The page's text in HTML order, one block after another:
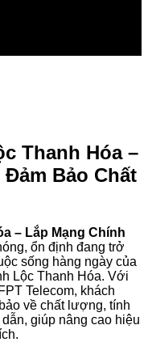
Thanh Hóa –
Bảo Chất
– Lắp Mạng Chính
ổn định đang trở
sống hàng ngày của
Lộc Thanh Hóa. Với
Telecom, khách
về chất lượng, tính
giúp nâng cao hiệu